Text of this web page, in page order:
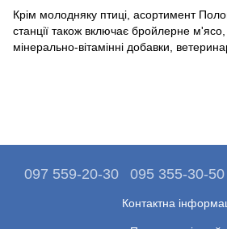
Крім молодняку ​​птиці, асортимент
станції також включає бройлерне м'ясо,
мінерально-вітамінні добавки,
097 559-20-30 095 355-30-50
Контактна